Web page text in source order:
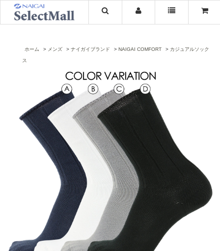
ホーム メンズ ナイガイブランド NAIGAI COMFORT カジュアルソック
ス